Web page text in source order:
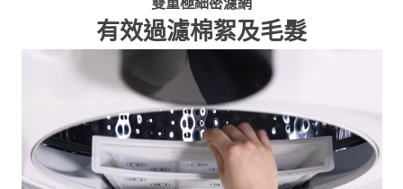
雙重極細密濾網
有效過濾棉絮及毛髮